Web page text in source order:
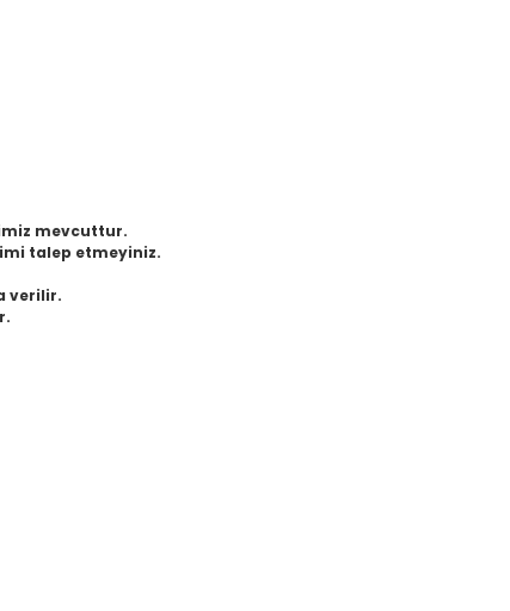
mevcuttur.
talep etmeyiniz.
verilir.